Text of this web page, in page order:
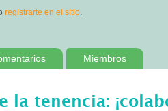
registrarte en el sitio.
Miembros
la tenencia: